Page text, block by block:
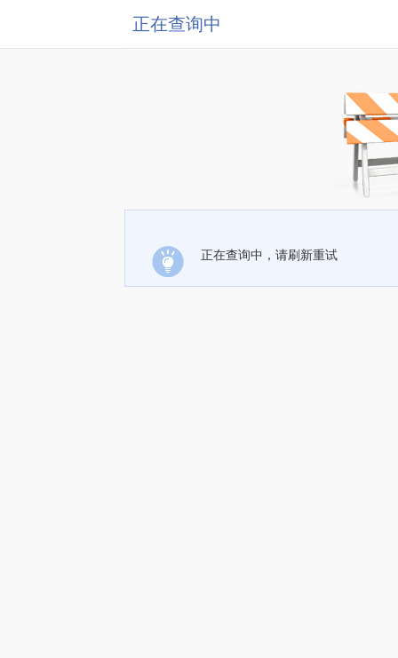
正在查询中
正在查询中，请刷新重试